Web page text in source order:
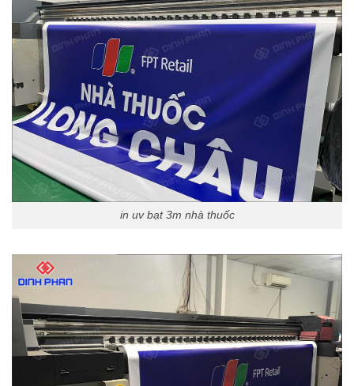
in uv bạt 3m nhà thuốc